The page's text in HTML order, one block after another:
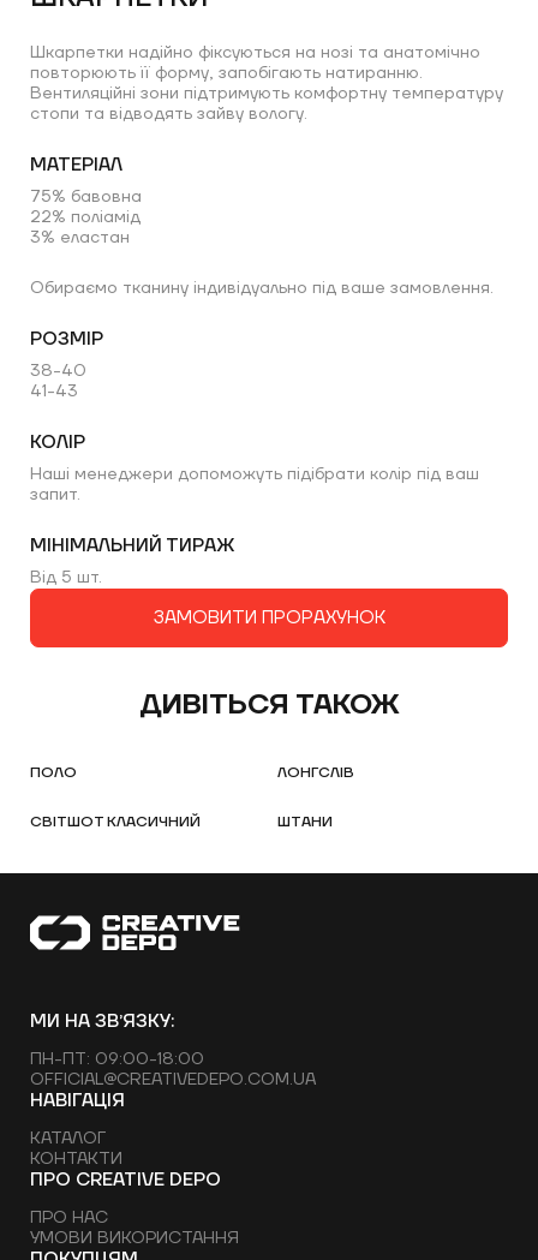
ОБЕРІТЬ СПОСІБ ЗВ’ЯЗКУ
Ми цінуємо ваш час. Протягом 15 хвилин
зв’яжеться з вами.
Шкарпетки надійно фіксуються на нозі та анатомічно
повторюють її форму, запобігають натиранню.
Вентиляційні зони підтримують комфортну температуру
стопи та відводять зайву вологу.
МАТЕРІАЛ
75% бавовна
22% поліамід
3% еластан
Обираємо тканину індивідуально під ваше замовлення.
РОЗМІР
38-40
41-43
КОЛІР
Наші менеджери допоможуть підібрати колір під ваш
запит.
МІНІМАЛЬНИЙ ТИРАЖ
Від 5 шт.
ЗАМОВИТИ ПРОРАХУНОК
ДИВІТЬСЯ ТАКОЖ
ПОЛО ЛОНГСЛІВ
СВІТШОТ КЛАСИЧНИЙ ШТАНИ
МИ НА ЗВʼЯЗКУ:
ПН-ПТ: 09:00-18:00
OFFICIAL@CREATIVEDEPO.COM.UA
НАВІГАЦІЯ
КАТАЛОГ
КОНТАКТИ
ПРО CREATIVE DEPO
ПРО НАС
УМОВИ ВИКОРИСТАННЯ